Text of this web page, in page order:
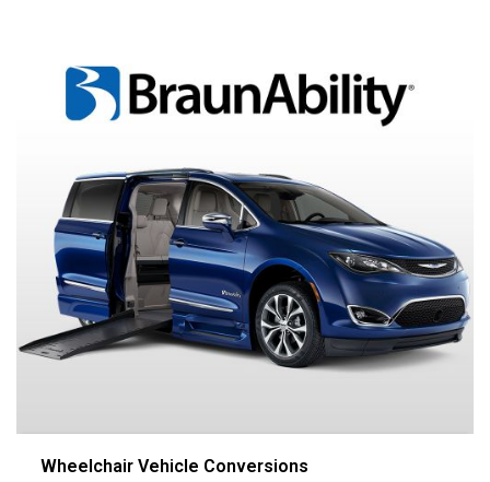
Wheelchair Vehicle Conversions